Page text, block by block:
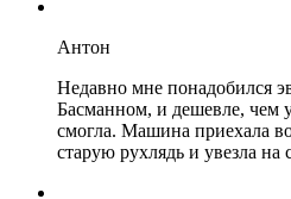
Антон
Недавно мне понадобился
Басманном, и дешевле, чем
смогла. Машина приехала
старую рухлядь и увезла на